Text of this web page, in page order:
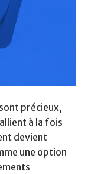
précieux,
à la fois
devient
une option